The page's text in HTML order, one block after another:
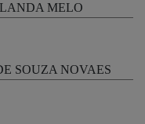
MELO
SOUZA NOVAES